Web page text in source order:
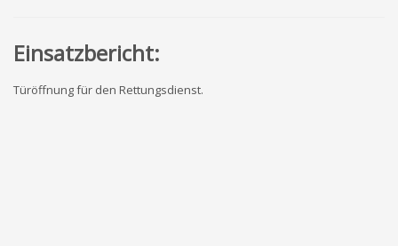
Einsatzbericht:
Türöffnung für den Rettungsdienst.